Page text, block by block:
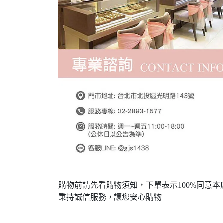
購物前請先看購物須知，下單表示100%同意本
秉持誠信服務，讓您安心購物